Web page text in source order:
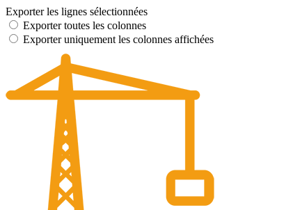
Exporter les lignes sélectionnées
Exporter toutes les colonnes
Exporter uniquement les colonnes affichées